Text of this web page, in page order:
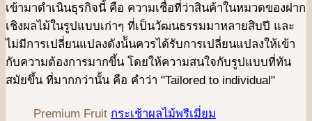
เข้ามาดําเนินธุรกิจนี้ คือ ความเชื่อที่ว่าสินค้าในหมวดของฝาก
เชิงผลไม้ในรูปแบบเก่าๆ ที่เป็นวัฒนธรรมมาหลายสิบปี และ
ไม่มีการเปลี่ยนแปลงดังน้ันควรได้รับการเปลี่ยนแปลงให้เข้า
กับความต้องการมากขึ้น โดยให้ความสนใจกับรูปแบบที่ทัน
สมัยขึ้น ที่มากกว่านั้น คือ คําว่า "Tailored to individual"
Premium Fruit กระเช้าผลไม้พรีเมี่ยม